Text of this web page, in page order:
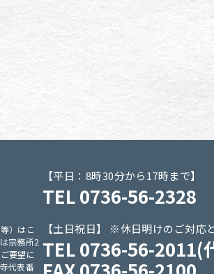
【平日：8時30分から17時まで】
TEL 0736-56-2328
【土日祝日】 ※休日明けのご対応
TEL 0736-56-2011(
）はこ
宗務所2
要望に
代表番